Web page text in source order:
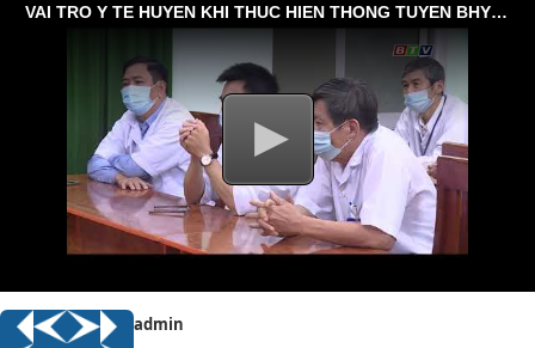
VAI TRO Y TE HUYEN KHI THUC HIEN THONG TUYEN BHYT NOI TRU
admin